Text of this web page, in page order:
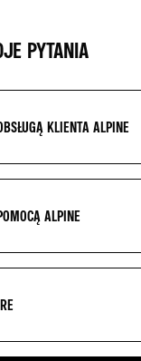
PYTANIA
KLIENTA ALPINE
ALPINE